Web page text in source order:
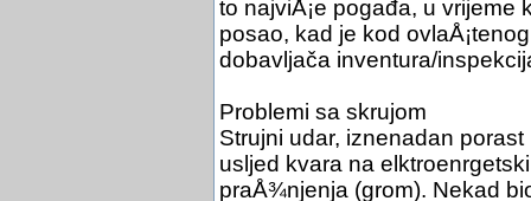
to najviÅ¡e pogađa, u vrijeme
posao, kad je kod
dobavljača inventura/
Problemi sa skrujom
Strujni udar, iznenadan
usljed kvara na
praÅ¾njenja (grom). Nekad